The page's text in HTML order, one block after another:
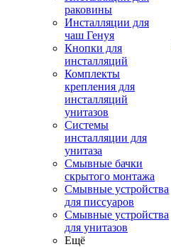
раковины
Инсталляции для
чаш Генуя
Кнопки для
инсталляций
Комплекты
крепления для
инсталляций
унитазов
Системы
инсталляции для
унитаза
Смывные бачки
скрытого монтажа
Смывные устройства
для писсуаров
Смывные устройства
для унитазов
Ещё